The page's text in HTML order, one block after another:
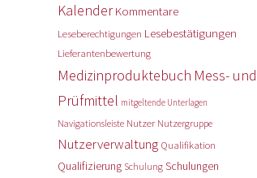
Kalender Kommentare
Leseberechtigungen Lesebestätigungen
Lieferantenbewertung
Medizinproduktebuch Mess- und
Prüfmittel mitgeltende Unterlagen
Navigationsleiste Nutzer Nutzergruppe
Nutzerverwaltung Qualifikation
Qualifizierung Schulung Schulungen